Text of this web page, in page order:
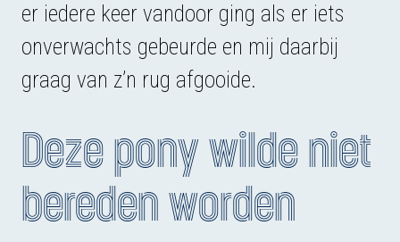
er iedere keer vandoor ging als er iets
onverwachts gebeurde en mij daarbij
graag van z’n rug afgooide.
Deze pony wilde niet
bereden worden